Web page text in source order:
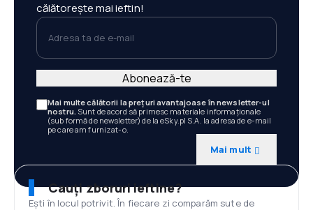
călătorește mai ieftin!
Adresa ta de e-mail
Mai multe călătorii la prețuri avantajoase în newsletter-ul
nostru. Sunt de acord să primesc materiale informaționale
(sub formă de newsletter) de la eSky.pl S.A. la adresa de e-mail
pe care am furnizat-o.
Mai mult
Abonează-te
Cauți zboruri ieftine?
Ești în locul potrivit. În fiecare zi comparăm sute de